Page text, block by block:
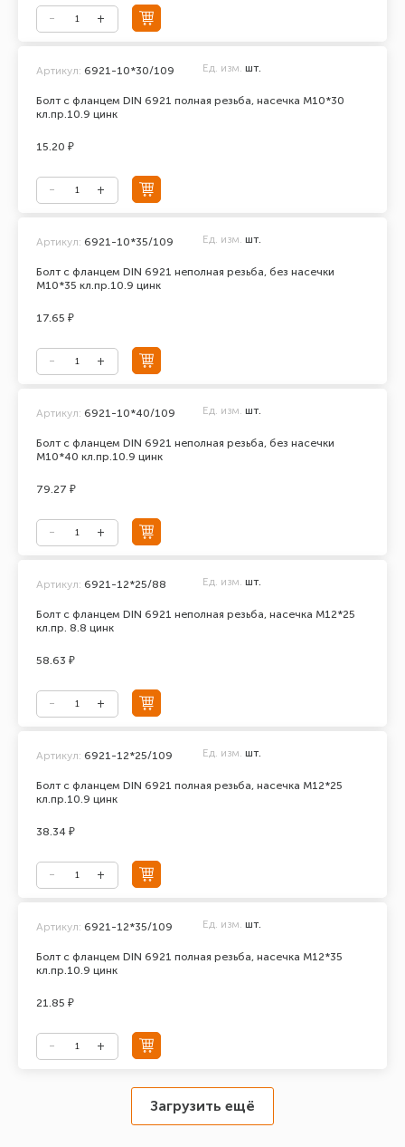
Болт с фланцем DIN 6921 полная резьба, насечка М10*30
кл.пр.10.9 цинк
Артикул: 6921-10*30/109 Ед. изм. шт.
15.20 ₽
Болт с фланцем DIN 6921 неполная резьба, без насечки
М10*35 кл.пр.10.9 цинк
Артикул: 6921-10*35/109 Ед. изм. шт.
17.65 ₽
Болт с фланцем DIN 6921 неполная резьба, без насечки
М10*40 кл.пр.10.9 цинк
Артикул: 6921-10*40/109 Ед. изм. шт.
79.27 ₽
Болт с фланцем DIN 6921 неполная резьба, насечка М12*25
кл.пр. 8.8 цинк
Артикул: 6921-12*25/88 Ед. изм. шт.
58.63 ₽
Болт с фланцем DIN 6921 полная резьба, насечка М12*25
кл.пр.10.9 цинк
Артикул: 6921-12*25/109 Ед. изм. шт.
38.34 ₽
Болт с фланцем DIN 6921 полная резьба, насечка М12*35
кл.пр.10.9 цинк
Артикул: 6921-12*35/109 Ед. изм. шт.
21.85 ₽
Загрузить ещё